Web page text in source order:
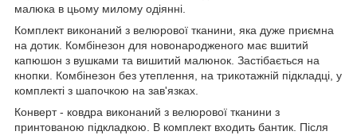
малюка в цьому милому одіянні.
Комплект виконаний з велюрової тканини, яка дуже приємна
на дотик. Комбінезон для новонародженого має вшитий
капюшон з вушками та вишитий малюнок. Застібається на
кнопки. Комбінезон без утеплення, на трикотажній підкладці, у
комплекті з шапочкою на зав'язках.
Конверт - ковдра виконаний з велюрової тканини з
принтованою підкладкою. В комплект входить бантик. Після